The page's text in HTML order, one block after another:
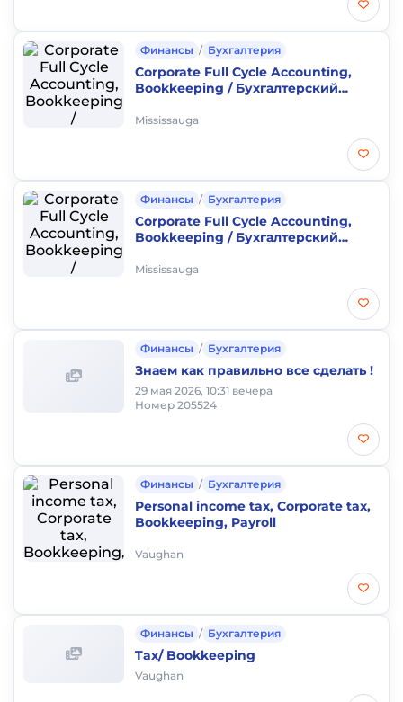
Финансы / Бухгалтерия
Corporate Full Cycle Accounting,
Bookkeeping / Бухгалтерский
Mississauga
Финансы / Бухгалтерия
Corporate Full Cycle Accounting,
Bookkeeping / Бухгалтерский
Mississauga
Финансы / Бухгалтерия
Знаем как правильно все сделать !
29 мая 2026, 10:31 вечера
Номер 205524
Финансы / Бухгалтерия
Personal income tax, Corporate tax,
Bookkeeping, Payroll
Vaughan
Финансы / Бухгалтерия
Tax/ Bookkeeping
Vaughan